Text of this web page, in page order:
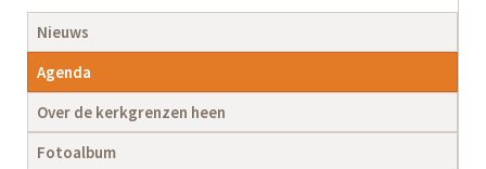
Navigatie
overslaan
Nieuws
Agenda
Over de kerkgrenzen heen
Fotoalbum